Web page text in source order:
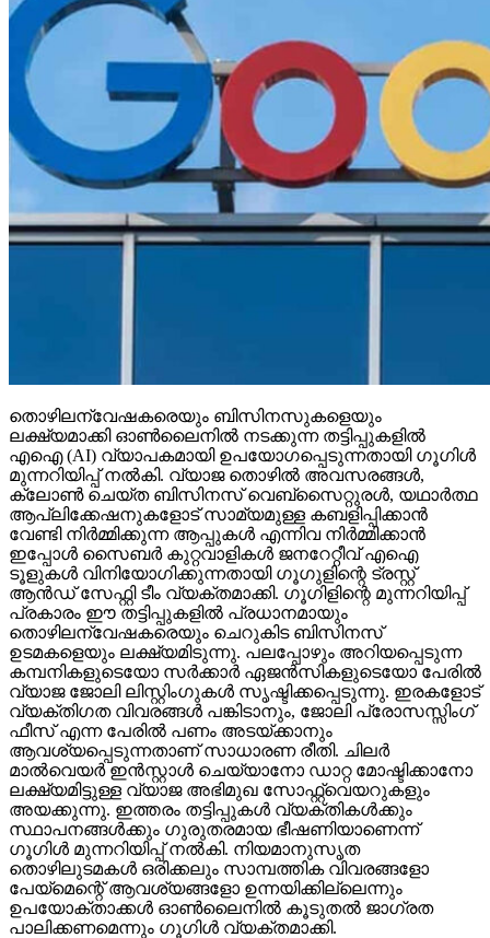
തൊഴിലന്വേഷകരെയും ബിസിനസുകളെയും
ലക്ഷ്യമാക്കി ഓണ്‍ലൈനില്‍ നടക്കുന്ന തട്ടിപ്പുകളില്‍
എഐ (AI) വ്യാപകമായി ഉപയോഗപ്പെടുന്നതായി ഗൂഗിള്‍
മുന്നറിയിപ്പ് നല്‍കി. വ്യാജ തൊഴില്‍ അവസരങ്ങള്‍,
ക്ലോണ്‍ ചെയ്ത ബിസിനസ് വെബ്‌സൈറ്റുരള്‍, യഥാര്‍ത്ഥ
ആപ്ലിക്കേഷനുകളോട് സാമ്യമുള്ള കബളിപ്പിക്കാന്‍
വേണ്ടി നിര്‍മ്മിക്കുന്ന ആപ്പുകള്‍ എന്നിവ നിര്‍മ്മിക്കാന്‍
ഇപ്പോള്‍ സൈബര്‍ കുറ്റവാളികള്‍ ജനറേറ്റീവ് എഐ
ടൂളുകള്‍ വിനിയോഗിക്കുന്നതായി ഗൂഗുളിന്റെ ട്രസ്റ്റ്
ആന്‍ഡ് സേഫ്റ്റി ടീം വ്യക്തമാക്കി. ഗൂഗിളിന്റെ മുന്നറിയിപ്പ്
പ്രകാരം ഈ തട്ടിപ്പുകളില്‍ പ്രധാനമായും
തൊഴിലന്വേഷകരെയും ചെറുകിട ബിസിനസ്
ഉടമകളെയും ലക്ഷ്യമിടുന്നു. പലപ്പോഴും അറിയപ്പെടുന്ന
കമ്പനികളുടെയോ സര്‍ക്കാര്‍ ഏജന്‍സികളുടെയോ പേരില്‍
വ്യാജ ജോലി ലിസ്റ്റിംഗുകള്‍ സൃഷ്ടിക്കപ്പെടുന്നു. ഇരകളോട്
വ്യക്തിഗത വിവരങ്ങള്‍ പങ്കിടാനും, ജോലി പ്രോസസ്സിംഗ്
ഫീസ് എന്ന പേരില്‍ പണം അടയ്ക്കാനും
ആവശ്യപ്പെടുന്നതാണ് സാധാരണ രീതി. ചിലര്‍
മാല്‍വെയര്‍ ഇന്‍സ്റ്റാള്‍ ചെയ്യാനോ ഡാറ്റ മോഷ്ടിക്കാനോ
ലക്ഷ്യമിട്ടുള്ള വ്യാജ അഭിമുഖ സോഫ്റ്റ്‌വെയറുകളും
അയക്കുന്നു. ഇത്തരം തട്ടിപ്പുകള്‍ വ്യക്തികള്‍ക്കും
സ്ഥാപനങ്ങള്‍ക്കും ഗുരുതരമായ ഭീഷണിയാണെന്ന്
ഗൂഗിള്‍ മുന്നറിയിപ്പ് നല്‍കി. നിയമാനുസൃത
തൊഴിലുടമകള്‍ ഒരിക്കലും സാമ്പത്തിക വിവരങ്ങളോ
പേയ്‌മെന്റെ് ആവശ്യങ്ങളോ ഉന്നയിക്കില്ലെന്നും
ഉപയോക്താക്കള്‍ ഓണ്‍ലൈനില്‍ കൂടുതല്‍ ജാഗ്രത
പാലിക്കണമെന്നും ഗൂഗിള്‍ വ്യക്തമാക്കി.